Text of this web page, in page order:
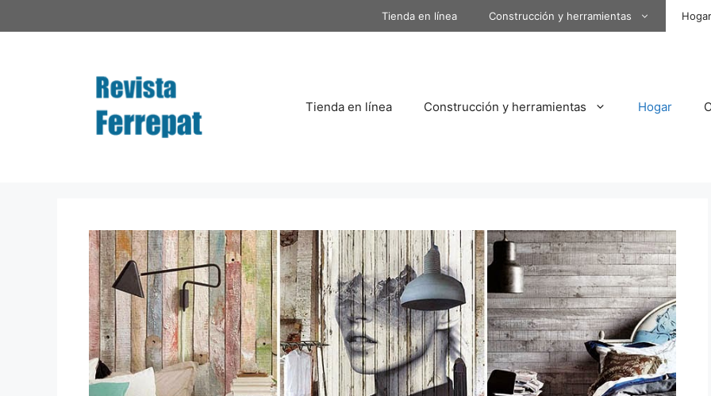
al
Tienda en línea Construcción y herramientas Hogar
Tienda en línea Construcción y herramientas Hogar